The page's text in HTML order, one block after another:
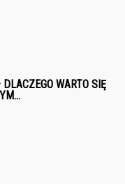
WARTO SIĘ